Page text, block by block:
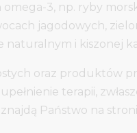
3, np. ryby
jagodowych,
i kiszonej
oraz produktów
terapii,
Państwo na